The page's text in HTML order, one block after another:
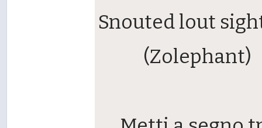
Snouted lout
(Zolephant)